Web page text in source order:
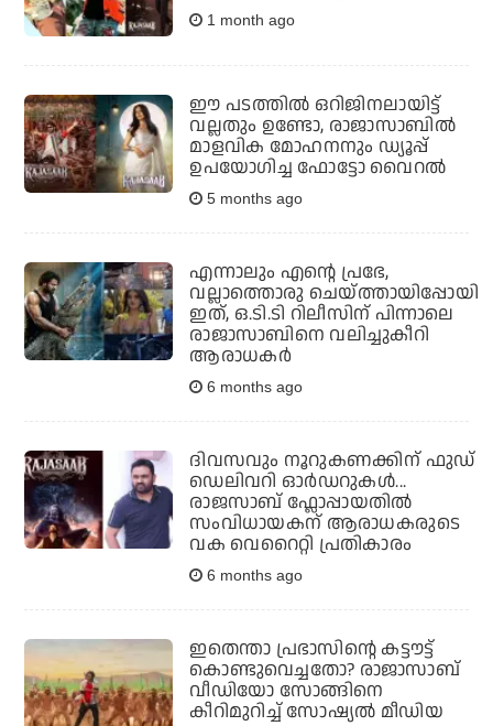
1 month ago
ഈ പടത്തില്‍ ഒറിജിനലായിട്ട്
വല്ലതും ഉണ്ടോ, രാജാസാബില്‍
മാളവിക മോഹനനും ഡ്യൂപ്പ്
ഉപയോഗിച്ച ഫോട്ടോ വൈറല്‍
5 months ago
എന്നാലും എന്റെ പ്രഭേ,
വല്ലാത്തൊരു ചെയ്ത്തായിപ്പോയി
ഇത്, ഒ.ടി.ടി റിലീസിന് പിന്നാലെ
രാജാസാബിനെ വലിച്ചുകീറി
ആരാധകര്‍
6 months ago
ദിവസവും നൂറുകണക്കിന് ഫുഡ്‌
ഡെലിവറി ഓർഡറുകൾ...
രാജസാബ് ഫ്ലോപ്പായതിൽ
സംവിധായകന് ആരാധകരുടെ
വക വെറൈറ്റി പ്രതികാരം
6 months ago
ഇതെന്താ പ്രഭാസിന്റെ കട്ടൗട്ട്
കൊണ്ടുവെച്ചതോ? രാജാസാബ്
വീഡിയോ സോങ്ങിനെ
കീറിമുറിച്ച് സോഷ്യല്‍ മീഡിയ